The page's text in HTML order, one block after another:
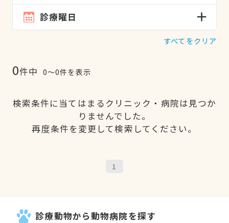
診療曜日
すべてをクリア
0件中 0〜0件を表示
検索条件に当てはまるクリニック・病院は見つか
りませんでした。
再度条件を変更して検索してください。
1
診療動物から動物病院を探す